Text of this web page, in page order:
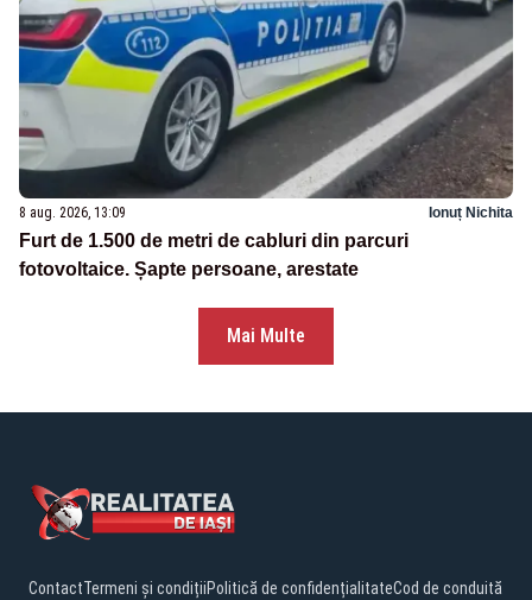
8 aug. 2026, 13:09 Ionuț Nichita
Furt de 1.500 de metri de cabluri din parcuri
fotovoltaice. Șapte persoane, arestate
Mai Multe
ContactTermeni și condițiiPolitică de confidențialitateCod de conduită